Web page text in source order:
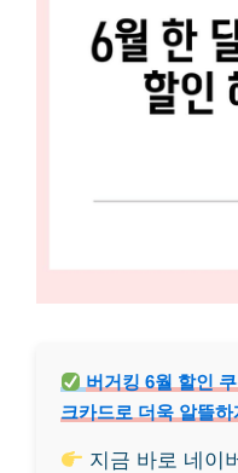
버거킹 6월 할인
크카드로 더욱 알뜰
지금 바로 네이